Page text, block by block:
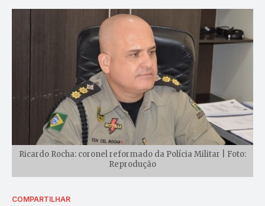
Ricardo Rocha: coronel reformado da Polícia Militar | Foto:
Reprodução
COMPARTILHAR